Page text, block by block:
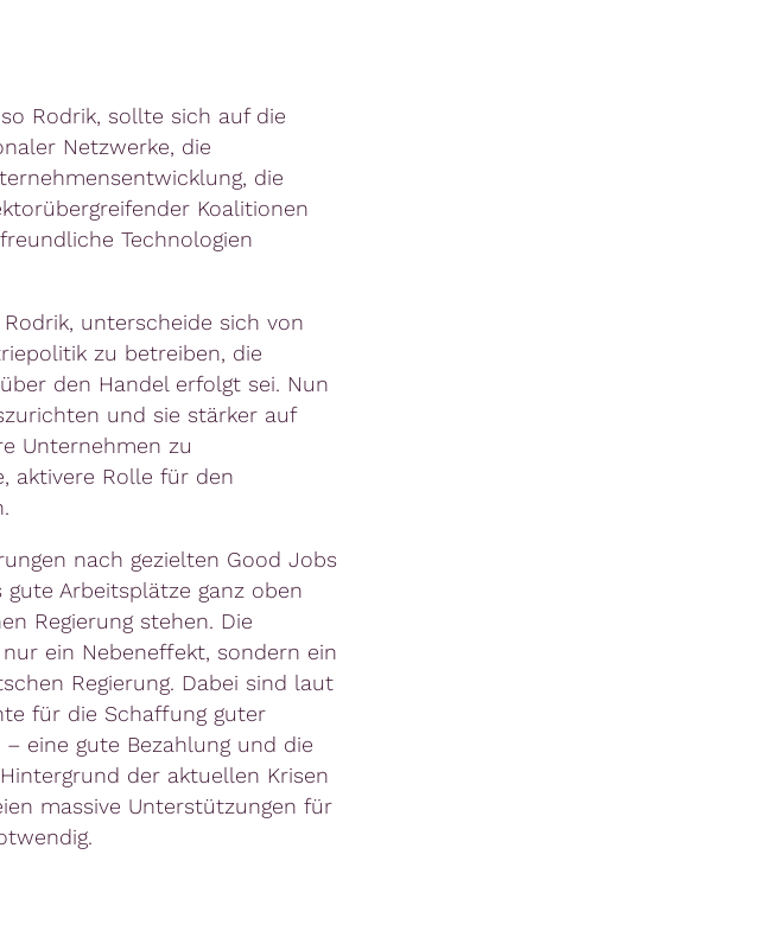
Rodrik, sollte sich auf die
Netzwerke, die
die
Koalitionen
Technologien
unterscheide sich von
zu betreiben, die
den Handel erfolgt sei. Nun
und sie stärker auf
Unternehmen zu
aktivere Rolle für den
nach gezielten Good Jobs
Arbeitsplätze ganz oben
Regierung stehen. Die
ein Nebeneffekt, sondern ein
Regierung. Dabei sind laut
für die Schaffung guter
eine gute Bezahlung und die
der aktuellen Krisen
massive Unterstützungen für